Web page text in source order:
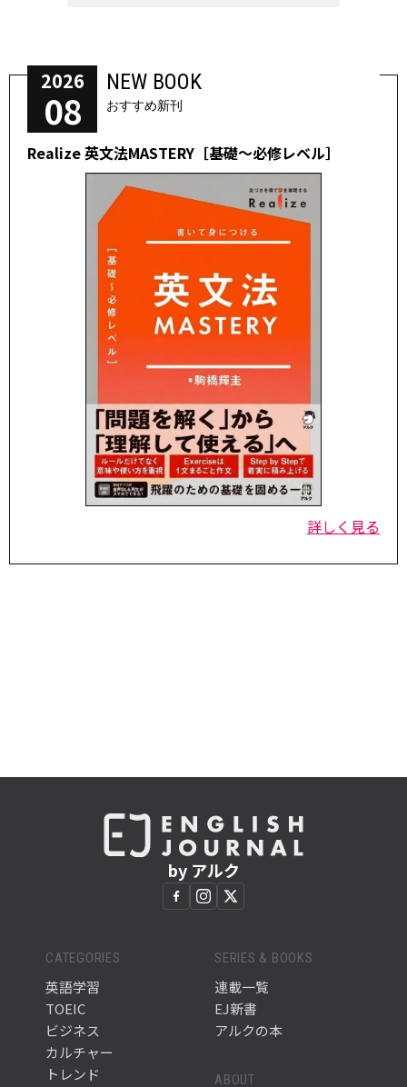
2026
08
NEW BOOK
おすすめ新刊
Realize 英文法MASTERY［基礎～必修レベル］
詳しく見る
by アルク
CATEGORIES
英語学習
TOEIC
ビジネス
カルチャー
トレンド
SERIES & BOOKS
連載一覧
EJ新書
アルクの本
ABOUT